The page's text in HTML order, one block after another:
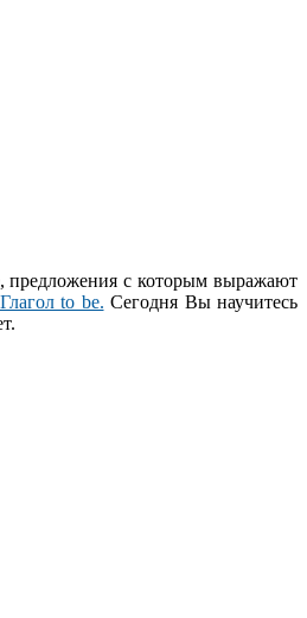
предложения с которым выражают
to be. Сегодня Вы научитесь